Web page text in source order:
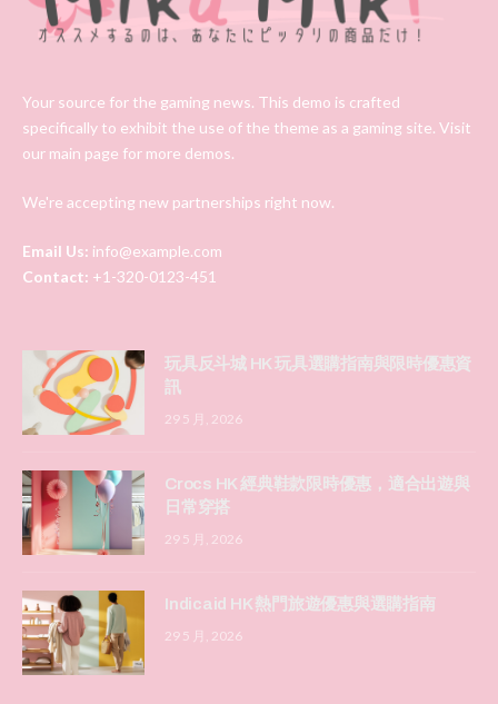
Your source for the gaming news. This demo is crafted
specifically to exhibit the use of the theme as a gaming site. Visit
our main page for more demos.
We're accepting new partnerships right now.
Email Us: info@example.com
Contact: +1-320-0123-451
玩具反斗城 HK 玩具選購指南與限時優惠資
訊
29 5 月, 2026
Crocs HK 經典鞋款限時優惠，適合出遊與
日常穿搭
29 5 月, 2026
Indicaid HK 熱門旅遊優惠與選購指南
29 5 月, 2026